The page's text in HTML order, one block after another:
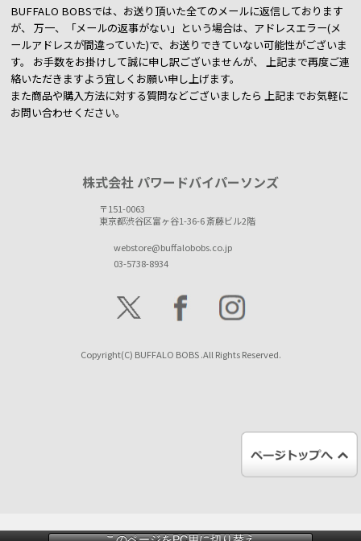
BUFFALO BOBSでは、お送り頂いた全てのメールに返信しております
が、
万一、「メールの返事がない」という場合は、アドレスエラー(メ
ールアドレスが間違っていた)で、お送りできていない可能性がございま
す。 お手数をお掛けして誠に申し訳ございませんが、 上記まで再度ご連
絡いただきますよう宜しくお願い申し上げます。
また商品や購入方法に対する質問などございましたら 上記までお気軽に
お問い合わせください。
株式会社 パワードバイパーソンズ
〒151-0063
東京都渋谷区富ヶ谷1-36-6 斎藤ビル2階
webstore@buffalobobs.co.jp
03-5738-8934
Copyright(C) BUFFALO BOBS .All Rights Reserved.